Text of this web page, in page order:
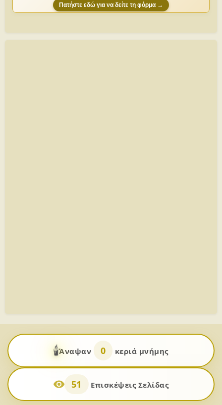
Πατήστε εδώ για να δείτε τη φόρμα →
🕯️Άναψαν 0 κεριά μνήμης
51 Επισκέψεις Σελίδας